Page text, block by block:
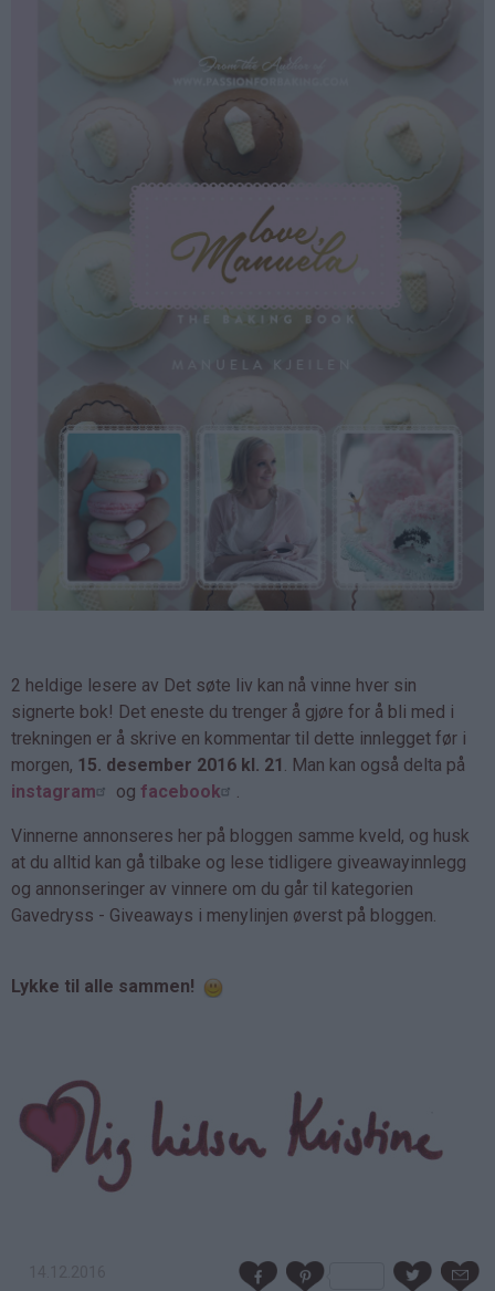
2 heldige lesere av Det søte liv kan nå vinne hver sin
signerte bok! Det eneste du trenger å gjøre for å bli med i
trekningen er å skrive en kommentar til dette innlegget før i
morgen, 15. desember 2016 kl. 21 . Man kan også delta på
instagram
og facebook .
Vinnerne annonseres her på bloggen samme kveld, og husk
at du alltid kan gå tilbake og lese tidligere giveawayinnlegg
og annonseringer av vinnere om du går til kategorien
Gavedryss - Giveaways i menylinjen øverst på bloggen.
Lykke til alle sammen!